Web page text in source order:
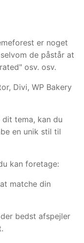
er noget
de påstår at
osv. osv.
Divi, WP Bakery
tema, kan du
en unik stil til
kan foretage:
matche din
bedst afspejler